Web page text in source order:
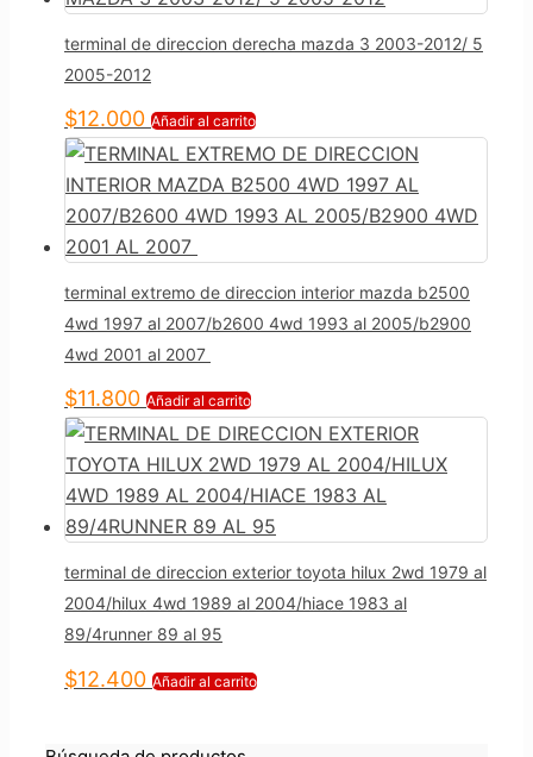
terminal de direccion derecha mazda 3 2003-2012/ 5
2005-2012
$12.000 Añadir al carrito
terminal extremo de direccion interior mazda b2500
4wd 1997 al 2007/b2600 4wd 1993 al 2005/b2900
4wd 2001 al 2007
$11.800 Añadir al carrito
terminal de direccion exterior toyota hilux 2wd 1979 al
2004/hilux 4wd 1989 al 2004/hiace 1983 al
89/4runner 89 al 95
$12.400 Añadir al carrito